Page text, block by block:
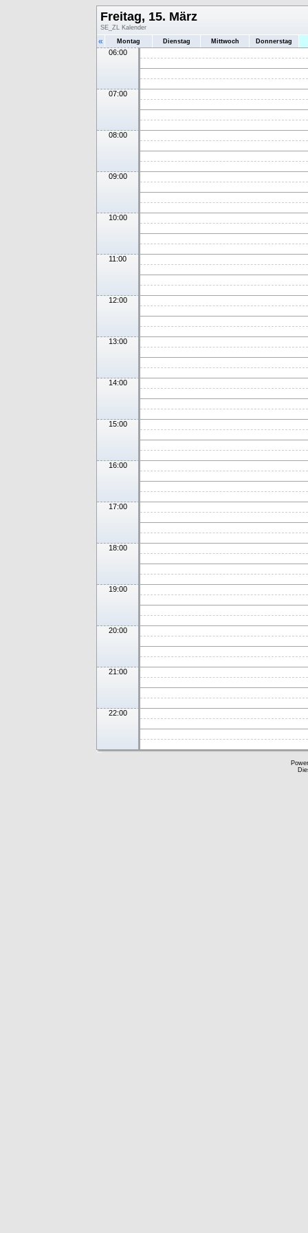
Freitag, 15. März
SE_ZL Kalender
« Montag Dienstag Mittwoch Donnerstag
06:00
07:00
08:00
09:00
10:00
11:00
12:00
13:00
14:00
15:00
16:00
17:00
18:00
19:00
20:00
21:00
22:00